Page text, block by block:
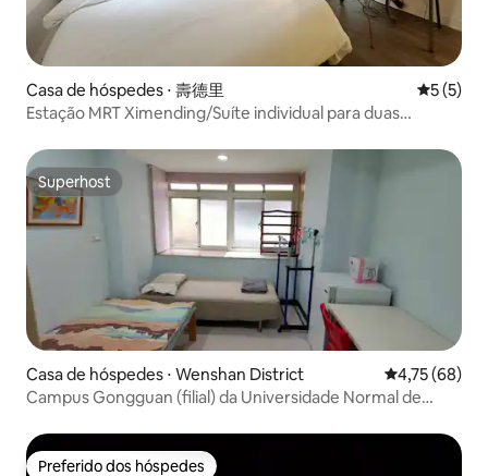
Casa de hóspedes ⋅ 壽德里 5 de
5 (5)
Estação MRT Ximending/Suíte individual para duas
Ximending
Superhost
Superhost
Casa de hóspedes ⋅ Wenshan District 4,75 de uma
4,75 (68)
Campus Gongguan (filial) da Universidade Normal de
Preferido dos hóspedes